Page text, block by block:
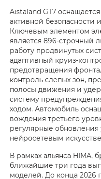
Aistaland GT7
активной безопасности
Ключевым элементом
является 896-строчный
работу продвинутых
адаптивный круиз-
предотвращения
контроль слепых зон,
полосы движения и
систему
ходом. Автомобиль
вождения третьего
регулярные обновления
нейросетевым
В рамках альянса HIMA,
ближайшие три года
моделей. До конца 2026